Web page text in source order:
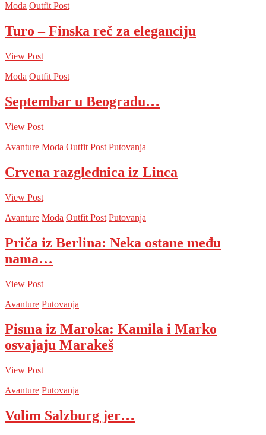
Moda Outfit Post
Turo – Finska reč za eleganciju
View Post
Moda Outfit Post
Septembar u Beogradu…
View Post
Avanture Moda Outfit Post Putovanja
Crvena razglednica iz Linca
View Post
Avanture Moda Outfit Post Putovanja
Priča iz Berlina: Neka ostane među
nama…
View Post
Avanture Putovanja
Pisma iz Maroka: Kamila i Marko
osvajaju Marakeš
View Post
Avanture Putovanja
Volim Salzburg jer…